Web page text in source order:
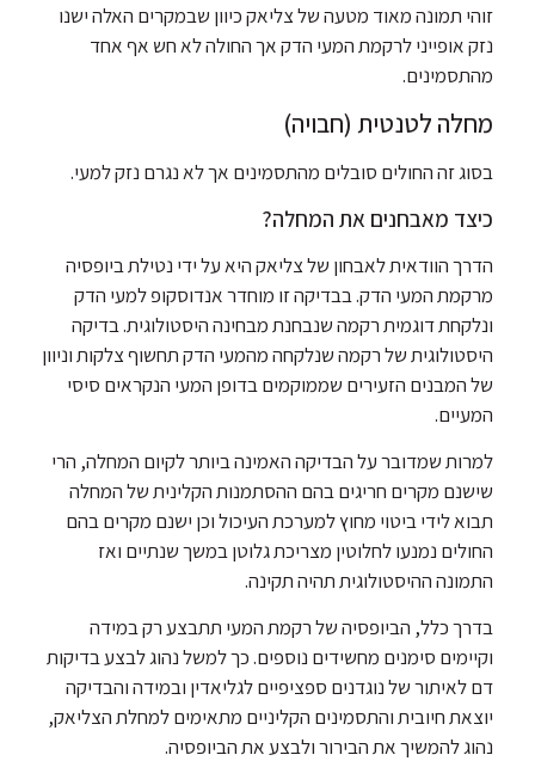
זוהי תמונה מאוד מטעה של צליאק כיוון שבמקרים האלה ישנו
נזק אופייני לרקמת המעי הדק אך החולה לא חש אף אחד
מהתסמינים.
מחלה לטנטית (חבויה)
בסוג זה החולים סובלים מהתסמינים אך לא נגרם נזק למעי.
כיצד מאבחנים את המחלה?
הדרך הוודאית לאבחון של צליאק היא על ידי נטילת ביופסיה
מרקמת המעי הדק. בבדיקה זו מוחדר אנדוסקופ למעי הדק
ונלקחת דוגמית רקמה שנבחנת מבחינה היסטולוגית. בדיקה
היסטולוגית של רקמה שנלקחה מהמעי הדק תחשוף צלקות וניוון
של המבנים הזעירים שממוקמים בדופן המעי הנקראים סיסי
המעיים.
למרות שמדובר על הבדיקה האמינה ביותר לקיום המחלה, הרי
שישנם מקרים חריגים בהם ההסתמנות הקלינית של המחלה
תבוא לידי ביטוי מחוץ למערכת העיכול וכן ישנם מקרים בהם
החולים נמנעו לחלוטין מצריכת גלוטן במשך שנתיים ואז
התמונה ההיסטולוגית תהיה תקינה.
בדרך כלל, הביופסיה של רקמת המעי תתבצע רק במידה
וקיימים סימנים מחשידים נוספים. כך למשל נהוג לבצע בדיקות
דם לאיתור של נוגדנים ספציפיים לגליאדין ובמידה והבדיקה
יוצאת חיובית והתסמינים הקליניים מתאימים למחלת הצליאק,
נהוג להמשיך את הבירור ולבצע את הביופסיה.